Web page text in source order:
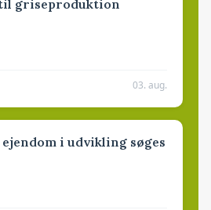
griseproduktion
03. aug.
i udvikling søges